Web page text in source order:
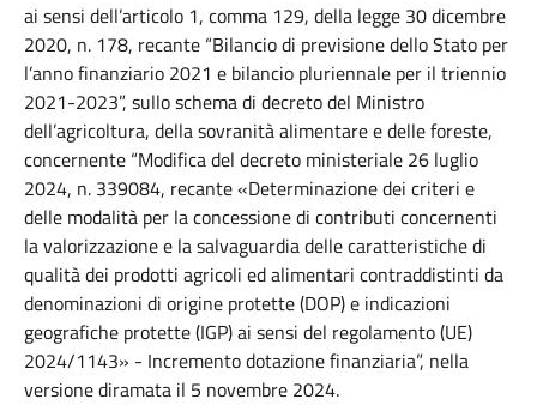
ai sensi dell’articolo 1, comma 129, della legge 30 dicembre
2020, n. 178, recante “Bilancio di previsione dello Stato per
l’anno finanziario 2021 e bilancio pluriennale per il triennio
2021-2023”, sullo schema di decreto del Ministro
dell’agricoltura, della sovranità alimentare e delle foreste,
concernente “Modifica del decreto ministeriale 26 luglio
2024, n. 339084, recante «Determinazione dei criteri e
delle modalità per la concessione di contributi concernenti
la valorizzazione e la salvaguardia delle caratteristiche di
qualità dei prodotti agricoli ed alimentari contraddistinti da
denominazioni di origine protette (DOP) e indicazioni
geografiche protette (IGP) ai sensi del regolamento (UE)
2024/1143» - Incremento dotazione finanziaria”, nella
versione diramata il 5 novembre 2024.